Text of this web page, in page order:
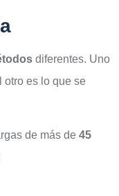
diferentes. Uno
otro es lo que se
de más de 45